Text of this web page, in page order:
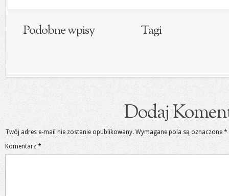
Podobne wpisy Tagi
Dodaj
Twój adres e-mail nie zostanie opublikowany. Wymagane pola są oznaczone *
Komentarz *